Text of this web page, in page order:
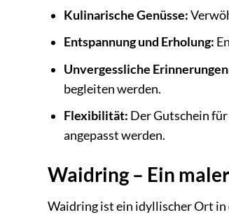
Kulinarische Genüsse:
Entspannung und Erholung:
Unvergessliche
begleiten werden.
Flexibilität: Der Gutschein
angepasst werden.
Waidring – Ein
Waidring ist ein idyllischer Ort in